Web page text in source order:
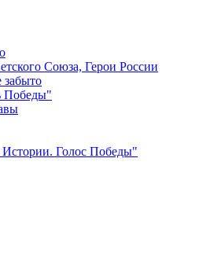
Союза, Герои России
забыто
Победы"
Голос Победы"